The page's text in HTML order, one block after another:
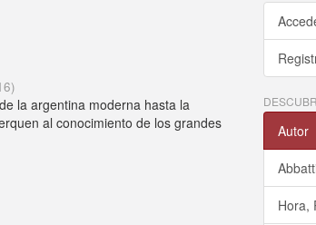
)
la argentina moderna hasta la
al conocimiento de los grandes
Autor
Hora,